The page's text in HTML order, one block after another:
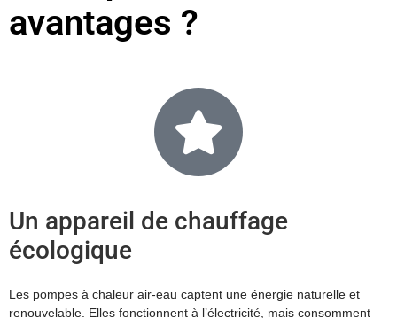
avantages ?
Un appareil de chauffage
écologique
Les pompes à chaleur air-eau captent une énergie naturelle et
renouvelable. Elles fonctionnent à l’électricité, mais consomment